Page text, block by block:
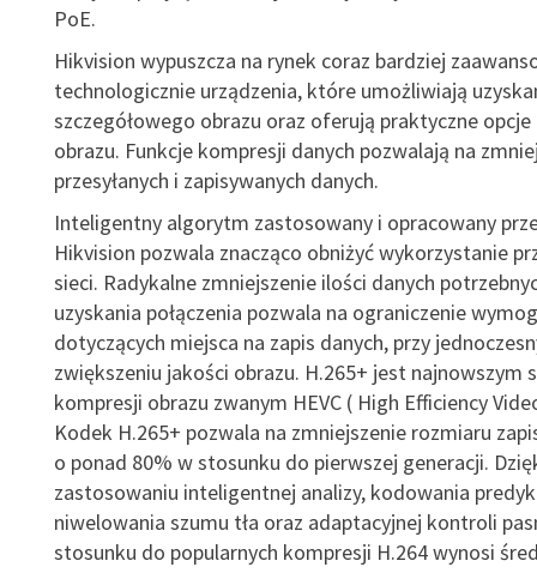
PoE.
Hikvision wypuszcza na rynek coraz bardziej
technologicznie urządzenia, które umożliwiają
szczegółowego obrazu oraz oferują praktyczne
obrazu. Funkcje kompresji danych pozwalają na
przesyłanych i zapisywanych danych.
Inteligentny algorytm zastosowany i opracowany
Hikvision pozwala znacząco obniżyć wykorzystanie
sieci. Radykalne zmniejszenie ilości danych
uzyskania połączenia pozwala na ograniczenie
dotyczących miejsca na zapis danych, przy
zwiększeniu jakości obrazu. H.265+ jest najnowszym
kompresji obrazu zwanym HEVC ( High Efficiency
Kodek H.265+ pozwala na zmniejszenie rozmiaru
o ponad 80% w stosunku do pierwszej generacji.
zastosowaniu inteligentnej analizy, kodowania
niwelowania szumu tła oraz adaptacyjnej kontroli
stosunku do popularnych kompresji H.264 wynosi